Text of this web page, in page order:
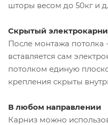
шторы весом до 50кг и
Скрытый
После монтажа потолка
вставляется сам
потолком единую
крепления скрыты
В любом направлении
Карниз можно